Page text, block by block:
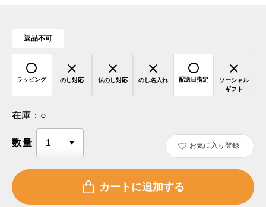
返品不可
ラッピング のし対応 仏のし対応 のし名入れ 配送日指定
ソーシャル
ギフト
在庫： ○
数量 お気に入り登録